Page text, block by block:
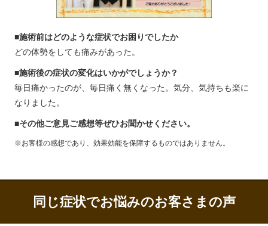
■施術前はどのような症状でお困りでしたか
どの体勢をしても痛みがあった。
■施術後の症状の変化はいかがでしょうか？
毎日痛かったのが、毎日痛く無くなった。気分、気持ちも楽に
なりました。
■その他ご意見ご感想等ぜひお聞かせください。
※お客様の感想であり、効果効能を保障するものではありません。
同じ症状でお悩みのお客さまの声